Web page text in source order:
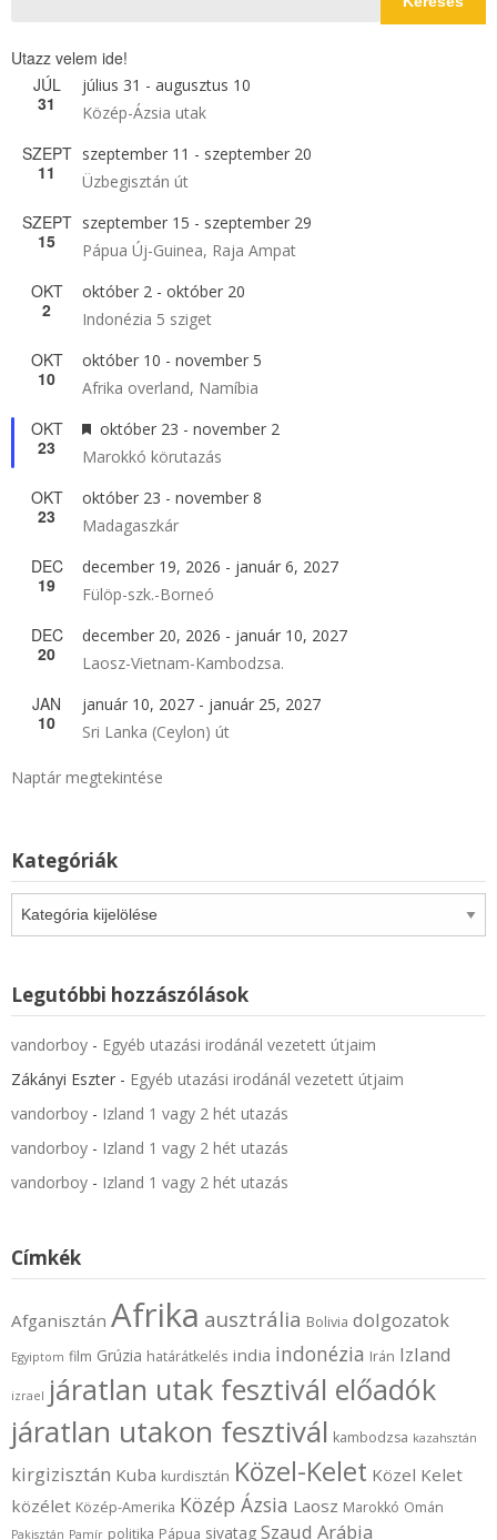
Utazz velem ide!
JÚL
31
július 31 - augusztus 10
Közép-Ázsia utak
SZEPT
11
szeptember 11 - szeptember 20
Üzbegisztán út
SZEPT
15
szeptember 15 - szeptember 29
Pápua Új-Guinea, Raja Ampat
OKT
2
október 2 - október 20
Indonézia 5 sziget
OKT
10
október 10 - november 5
Afrika overland, Namíbia
OKT
23
Kiemelt
október 23 - november 2
Marokkó körutazás
OKT
23
október 23 - november 8
Madagaszkár
DEC
19
december 19, 2026 - január 6, 2027
Fülöp-szk.-Borneó
DEC
20
december 20, 2026 - január 10, 2027
Laosz-Vietnam-Kambodzsa.
JAN
10
január 10, 2027 - január 25, 2027
Sri Lanka (Ceylon) út
Naptár megtekintése
Kategóriák
Kategóriák
Legutóbbi hozzászólások
vandorboy - Egyéb utazási irodánál vezetett útjaim
Zákányi Eszter - Egyéb utazási irodánál vezetett útjaim
vandorboy - Izland 1 vagy 2 hét utazás
vandorboy - Izland 1 vagy 2 hét utazás
vandorboy - Izland 1 vagy 2 hét utazás
Címkék
Afganisztán Afrika ausztrália Bolivia dolgozatok
Egyiptom film Grúzia határátkelés india indonézia Irán Izland
izrael járatlan utak fesztivál előadók
járatlan utakon fesztivál kambodzsa kazahsztán
kirgizisztán Kuba kurdisztán Közel-Kelet Közel Kelet
közélet Közép-Amerika Közép Ázsia Laosz Marokkó Omán
Pakisztán Pamír politika Pápua sivatag Szaud Arábia